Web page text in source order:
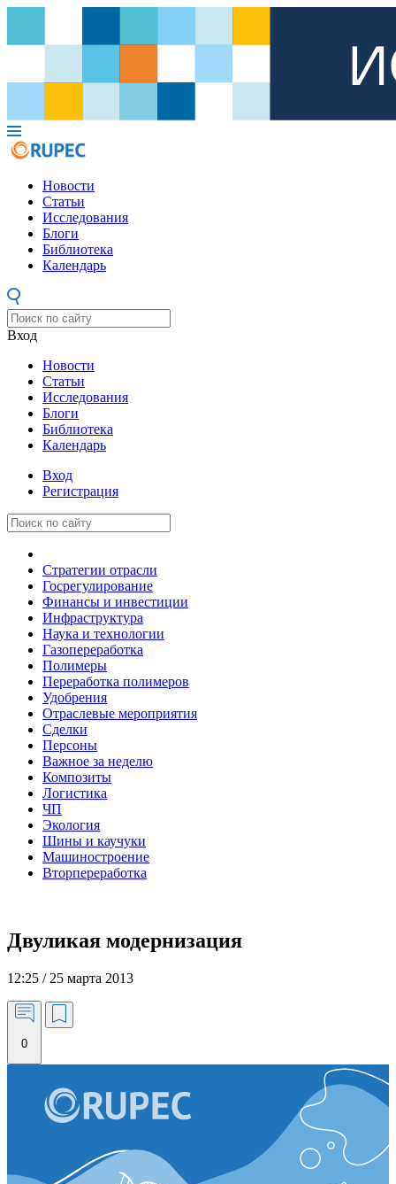
Новости
Статьи
Исследования
Блоги
Библиотека
Календарь
Вход
Новости
Статьи
Исследования
Блоги
Библиотека
Календарь
Вход
Регистрация
Стратегии отрасли
Госрегулирование
Финансы и инвестиции
Инфраструктура
Наука и технологии
Газопереработка
Полимеры
Переработка полимеров
Удобрения
Отраслевые мероприятия
Сделки
Персоны
Важное за неделю
Композиты
Логистика
ЧП
Экология
Шины и каучуки
Машиностроение
Вторпереработка
Двуликая модернизация
12:25 / 25 марта 2013
0